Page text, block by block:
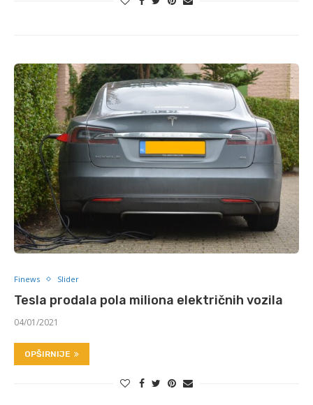
Finews Slider
Tesla prodala pola miliona električnih vozila
04/01/2021
OPŠIRNIJE